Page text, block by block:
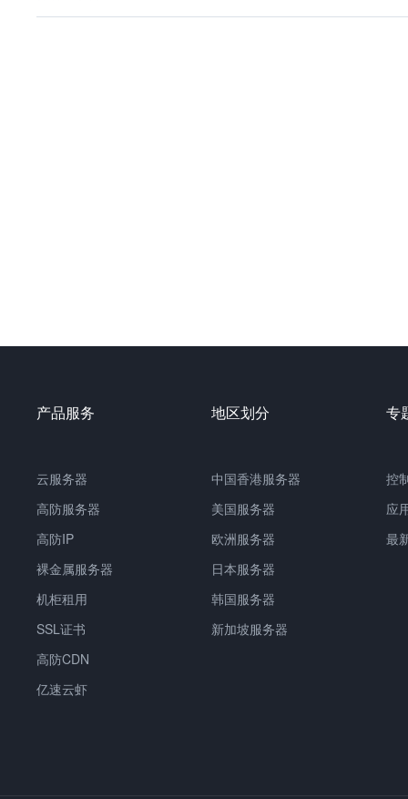
产品服务
云服务器
高防服务器
高防IP
裸金属服务器
机柜租用
SSL证书
高防CDN
亿速云虾
地区划分
中国香港服务器
美国服务器
欧洲服务器
日本服务器
韩国服务器
新加坡服务器
专
控
应
最